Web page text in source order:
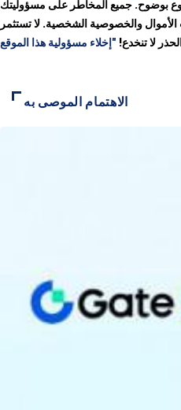
بوضوح. جميع المخاطر على مسؤوليتك
والخصوصية الشخصية. لا تستثمر
لا تنخدع!
الاهتمام الموصى به